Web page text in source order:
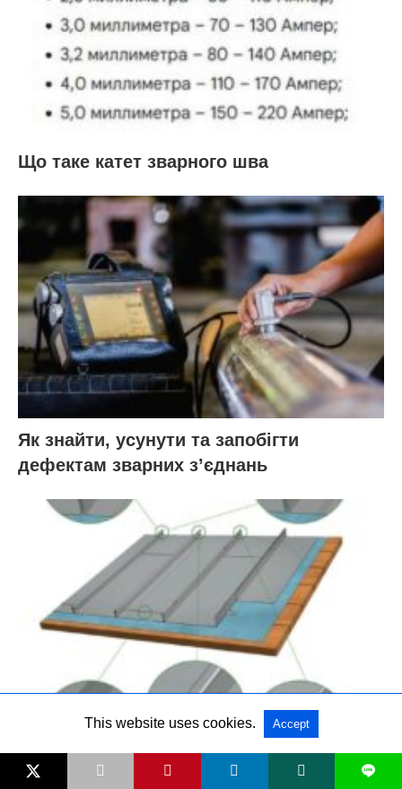
Що таке катет зварного шва
Як знайти, усунути та запобігти
дефектам зварних з’єднань
Як зварювати вертикальні шви –
особливості, техніки, інструменти
L
This website uses cookies. Accept